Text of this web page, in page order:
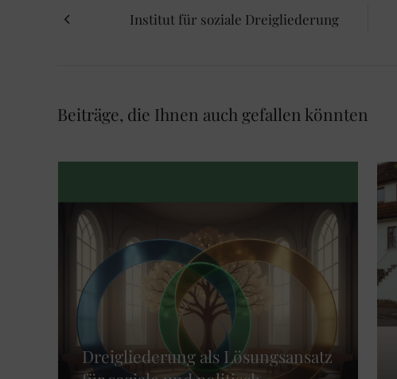
Institut für soziale Dreigliederung
Beiträge, die Ihnen auch gefallen könnten
Dreigliederung als Lösungsansatz